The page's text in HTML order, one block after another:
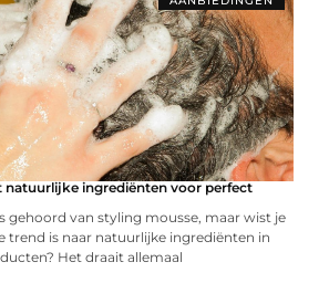
natuurlijke ingrediënten voor perfect
gehoord van styling mousse, maar wist je
trend is naar natuurlijke ingrediënten in
Het draait allemaal